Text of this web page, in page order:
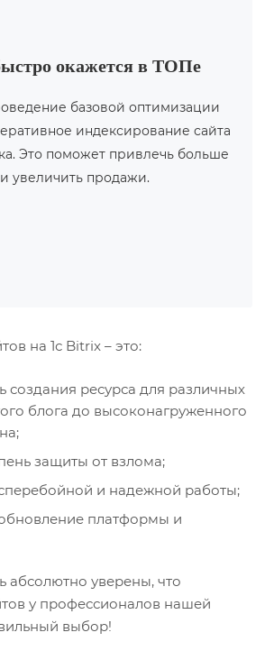
окажется в ТОПе
базовой оптимизации
индексирование сайта
Это поможет привлечь больше
увеличить продажи.
на 1с Bitrix – это:
создания ресурса для различных
блога до высоконагруженного
защиты от взлома;
и надежной работы;
платформы и
абсолютно уверены, что
у профессионалов нашей
выбор!